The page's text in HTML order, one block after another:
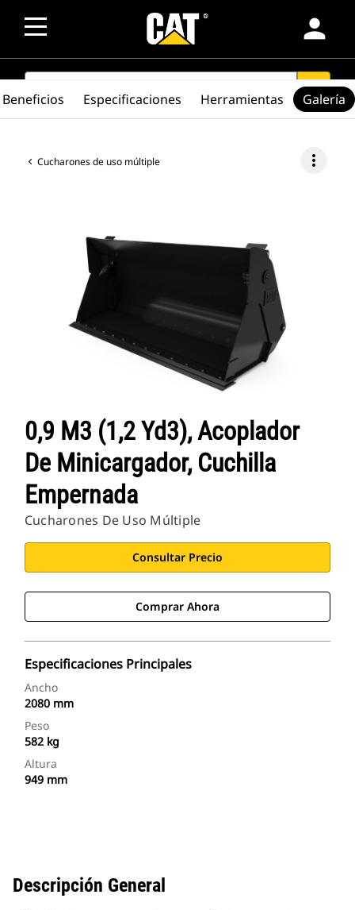
person
SEARCH search
Cucharones de uso múltiple more_vert
0,9 M3 (1,2 Yd3), Acoplador
De Minicargador, Cuchilla
Empernada
Cucharones De Uso Múltiple
Consultar Precio
Comprar Ahora
Especificaciones Principales
Ancho
2080 mm
Peso
582 kg
Altura
949 mm
Beneficios Especificaciones Herramientas Galería
Descripción General